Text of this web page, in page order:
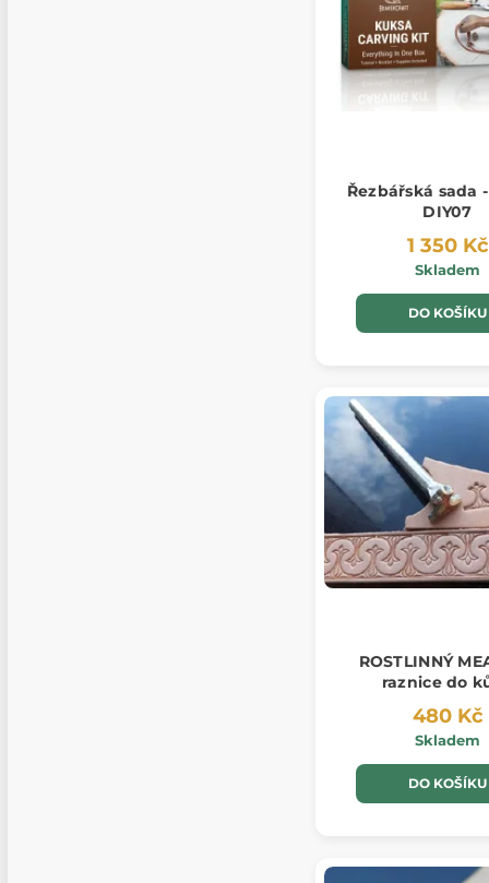
Řezbářská sada
DIY07
1 350 Kč
Skladem
DO KOŠÍKU
ROSTLINNÝ
raznice do
480 Kč
Skladem
DO KOŠÍKU